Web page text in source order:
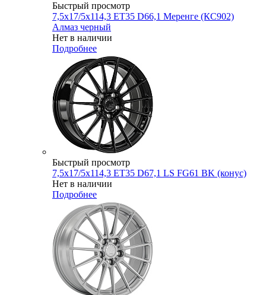
Быстрый просмотр
7,5x17/5x114,3 ET35 D66,1 Меренге (КС902)
Алмаз черный
Нет в наличии
Подробнее
Быстрый просмотр
7,5x17/5x114,3 ET35 D67,1 LS FG61 BK (конус)
Нет в наличии
Подробнее